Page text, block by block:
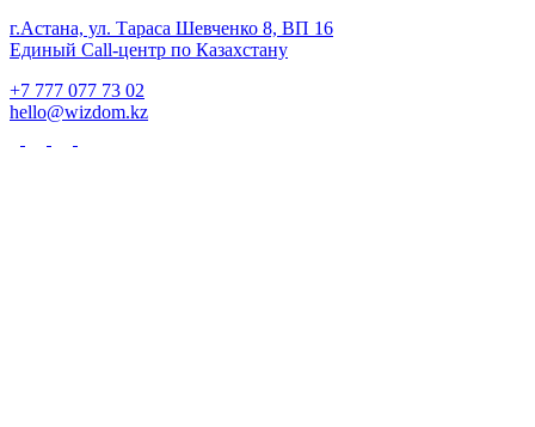
г.Астана, ул. Тараса Шевченко 8, ВП 16
Единый Call-центр по Казахстану
+7 777 077 73 02
hello@wizdom.kz